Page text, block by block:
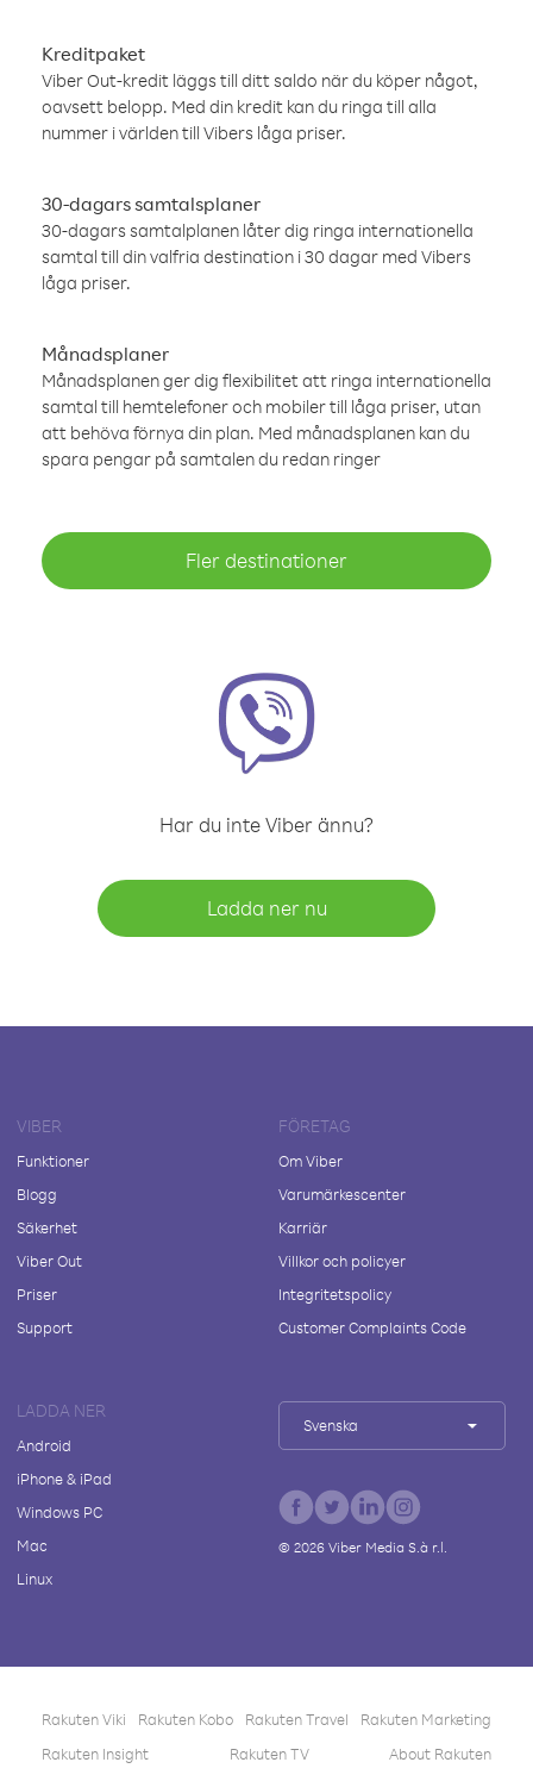
Kreditpaket
Viber Out-kredit läggs till ditt saldo när du köper något,
oavsett belopp. Med din kredit kan du ringa till alla
nummer i världen till Vibers låga priser.
30-dagars samtalsplaner
30-dagars samtalplanen låter dig ringa internationella
samtal till din valfria destination i 30 dagar med Vibers
låga priser.
Månadsplaner
Månadsplanen ger dig flexibilitet att ringa internationella
samtal till hemtelefoner och mobiler till låga priser, utan
att behöva förnya din plan. Med månadsplanen kan du
spara pengar på samtalen du redan ringer
Fler destinationer
Har du inte Viber ännu?
Ladda ner nu
VIBER
Funktioner
Blogg
Säkerhet
Viber Out
Priser
Support
FÖRETAG
Om Viber
Varumärkescenter
Karriär
Villkor och policyer
Integritetspolicy
Customer Complaints Code
LADDA NER
Android
iPhone & iPad
Windows PC
Mac
Linux
Svenska
© 2026Viber Media S.à r.l.
Rakuten Viki Rakuten Kobo Rakuten Travel
Rakuten Marketing
Rakuten Insight
Rakuten TV About Rakuten